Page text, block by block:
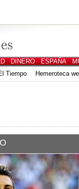
Tiempo Hemeroteca
DINERO ESPAÑA